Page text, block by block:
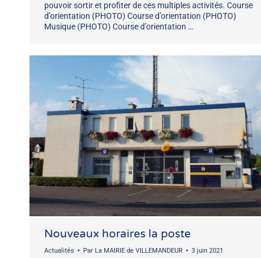
pouvoir sortir et profiter de ces multiples activités. Course
d’orientation (PHOTO) Course d’orientation (PHOTO)
Musique (PHOTO) Course d’orientation …
Nouveaux horaires la poste
Actualités Par La MAIRIE de VILLEMANDEUR 3 juin 2021